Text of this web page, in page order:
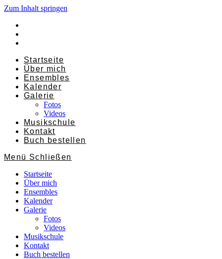
Zum Inhalt springen
Startseite
Über mich
Ensembles
Kalender
Galerie
Fotos
Videos
Musikschule
Kontakt
Buch bestellen
Menü Schließen
Startseite
Über mich
Ensembles
Kalender
Galerie
Fotos
Videos
Musikschule
Kontakt
Buch bestellen